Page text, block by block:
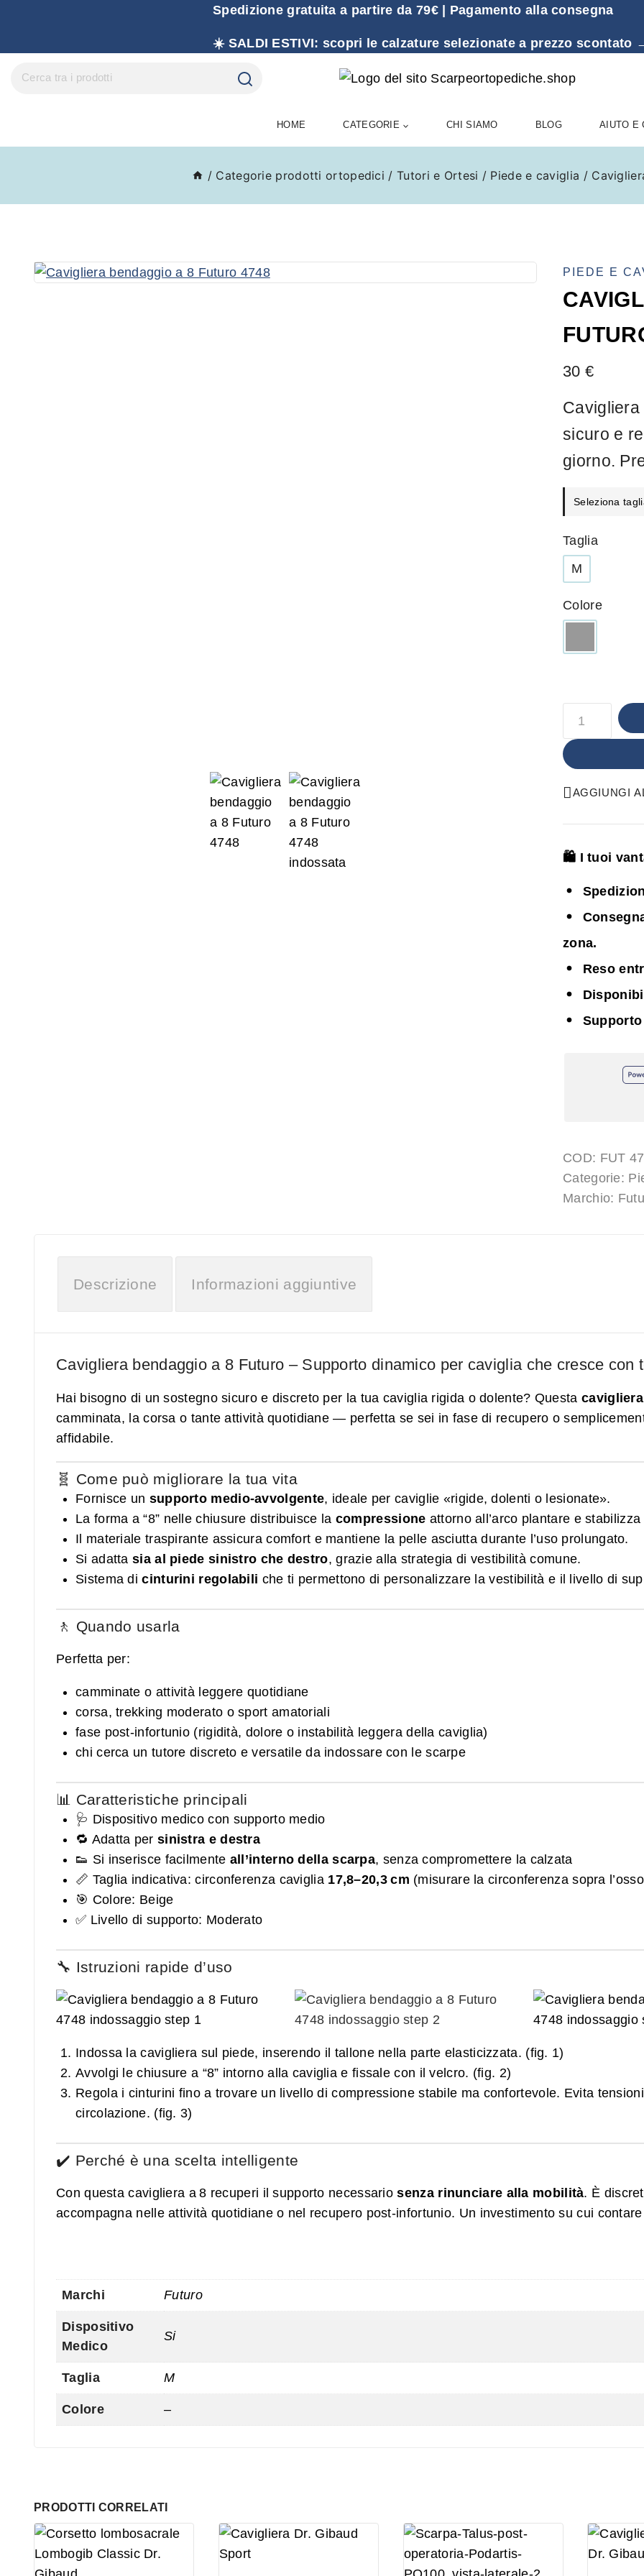
Spedizione gratuita a partire da 79€ | Pagamento alla consegna
☀️ SALDI ESTIVI: scopri le calzature selezionate a prezzo scontato
HOME CATEGORIE CHI SIAMO BLOG AIUTO E
/ Categorie prodotti ortopedici / Tutori e Ortesi / Piede e caviglia /
PIEDE E
30 €
sicuro e
giorno.
Seleziona
Taglia
M
Colore
AGGIUNGI
🛍️ I tuoi
zona.
Reso
COD: FUT
Categorie:
Marchio:
Descrizione Informazioni aggiuntive
Cavigliera bendaggio a 8 Futuro – Supporto dinamico per caviglia che cresce con
Hai bisogno di un sostegno sicuro e discreto per la tua caviglia rigida o dolente? Questa
camminata, la corsa o tante attività quotidiane — perfetta se sei in fase di recupero o
affidabile.
🧬 Come può migliorare la tua vita
Fornisce un supporto medio‑avvolgente, ideale per caviglie «rigide, dolenti o lesionate».
La forma a “8” nelle chiusure distribuisce la compressione attorno all’arco plantare e
Il materiale traspirante assicura comfort e mantiene la pelle asciutta durante l’uso prolungato.
Si adatta sia al piede sinistro che destro, grazie alla strategia di vestibilità comune.
Sistema dicinturini regolabili che ti permettono di personalizzare la vestibilità e il livello di
🚶 Quando usarla
Perfetta per:
camminate o attività leggere quotidiane
corsa, trekking moderato o sport amatoriali
fase post‑infortunio (rigidità, dolore o instabilità leggera della caviglia)
chi cerca un tutore discreto e versatile da indossare con le scarpe
📊 Caratteristiche principali
🩺 Dispositivo medico con supporto medio
🔁 Adatta per sinistra e destra
👟 Si inserisce facilmente all’interno della scarpa, senza compromettere la calzata
📏 Taglia indicativa: circonferenza caviglia 17,8–20,3 cm (misurare la circonferenza sopra
🎯 Colore: Beige
✅ Livello di supporto: Moderato
🔧 Istruzioni rapide d’uso
Indossa la cavigliera sul piede, inserendo il tallone nella parte elasticizzata. (fig. 1)
Avvolgi le chiusure a “8” intorno alla caviglia e fissale con il velcro. (fig. 2)
Regola i cinturini fino a trovare un livello di compressione stabile ma confortevole. Evita
circolazione. (fig. 3)
✔️ Perché è una scelta intelligente
Con questa cavigliera a 8 recuperi il supporto necessariosenza rinunciare alla mobilità. È
accompagna nelle attività quotidiane o nel recupero post‑infortunio. Un investimento su cui
Marchi Futuro
Dispositivo
Medico
Si
Taglia M
Colore –
PRODOTTI CORRELATI